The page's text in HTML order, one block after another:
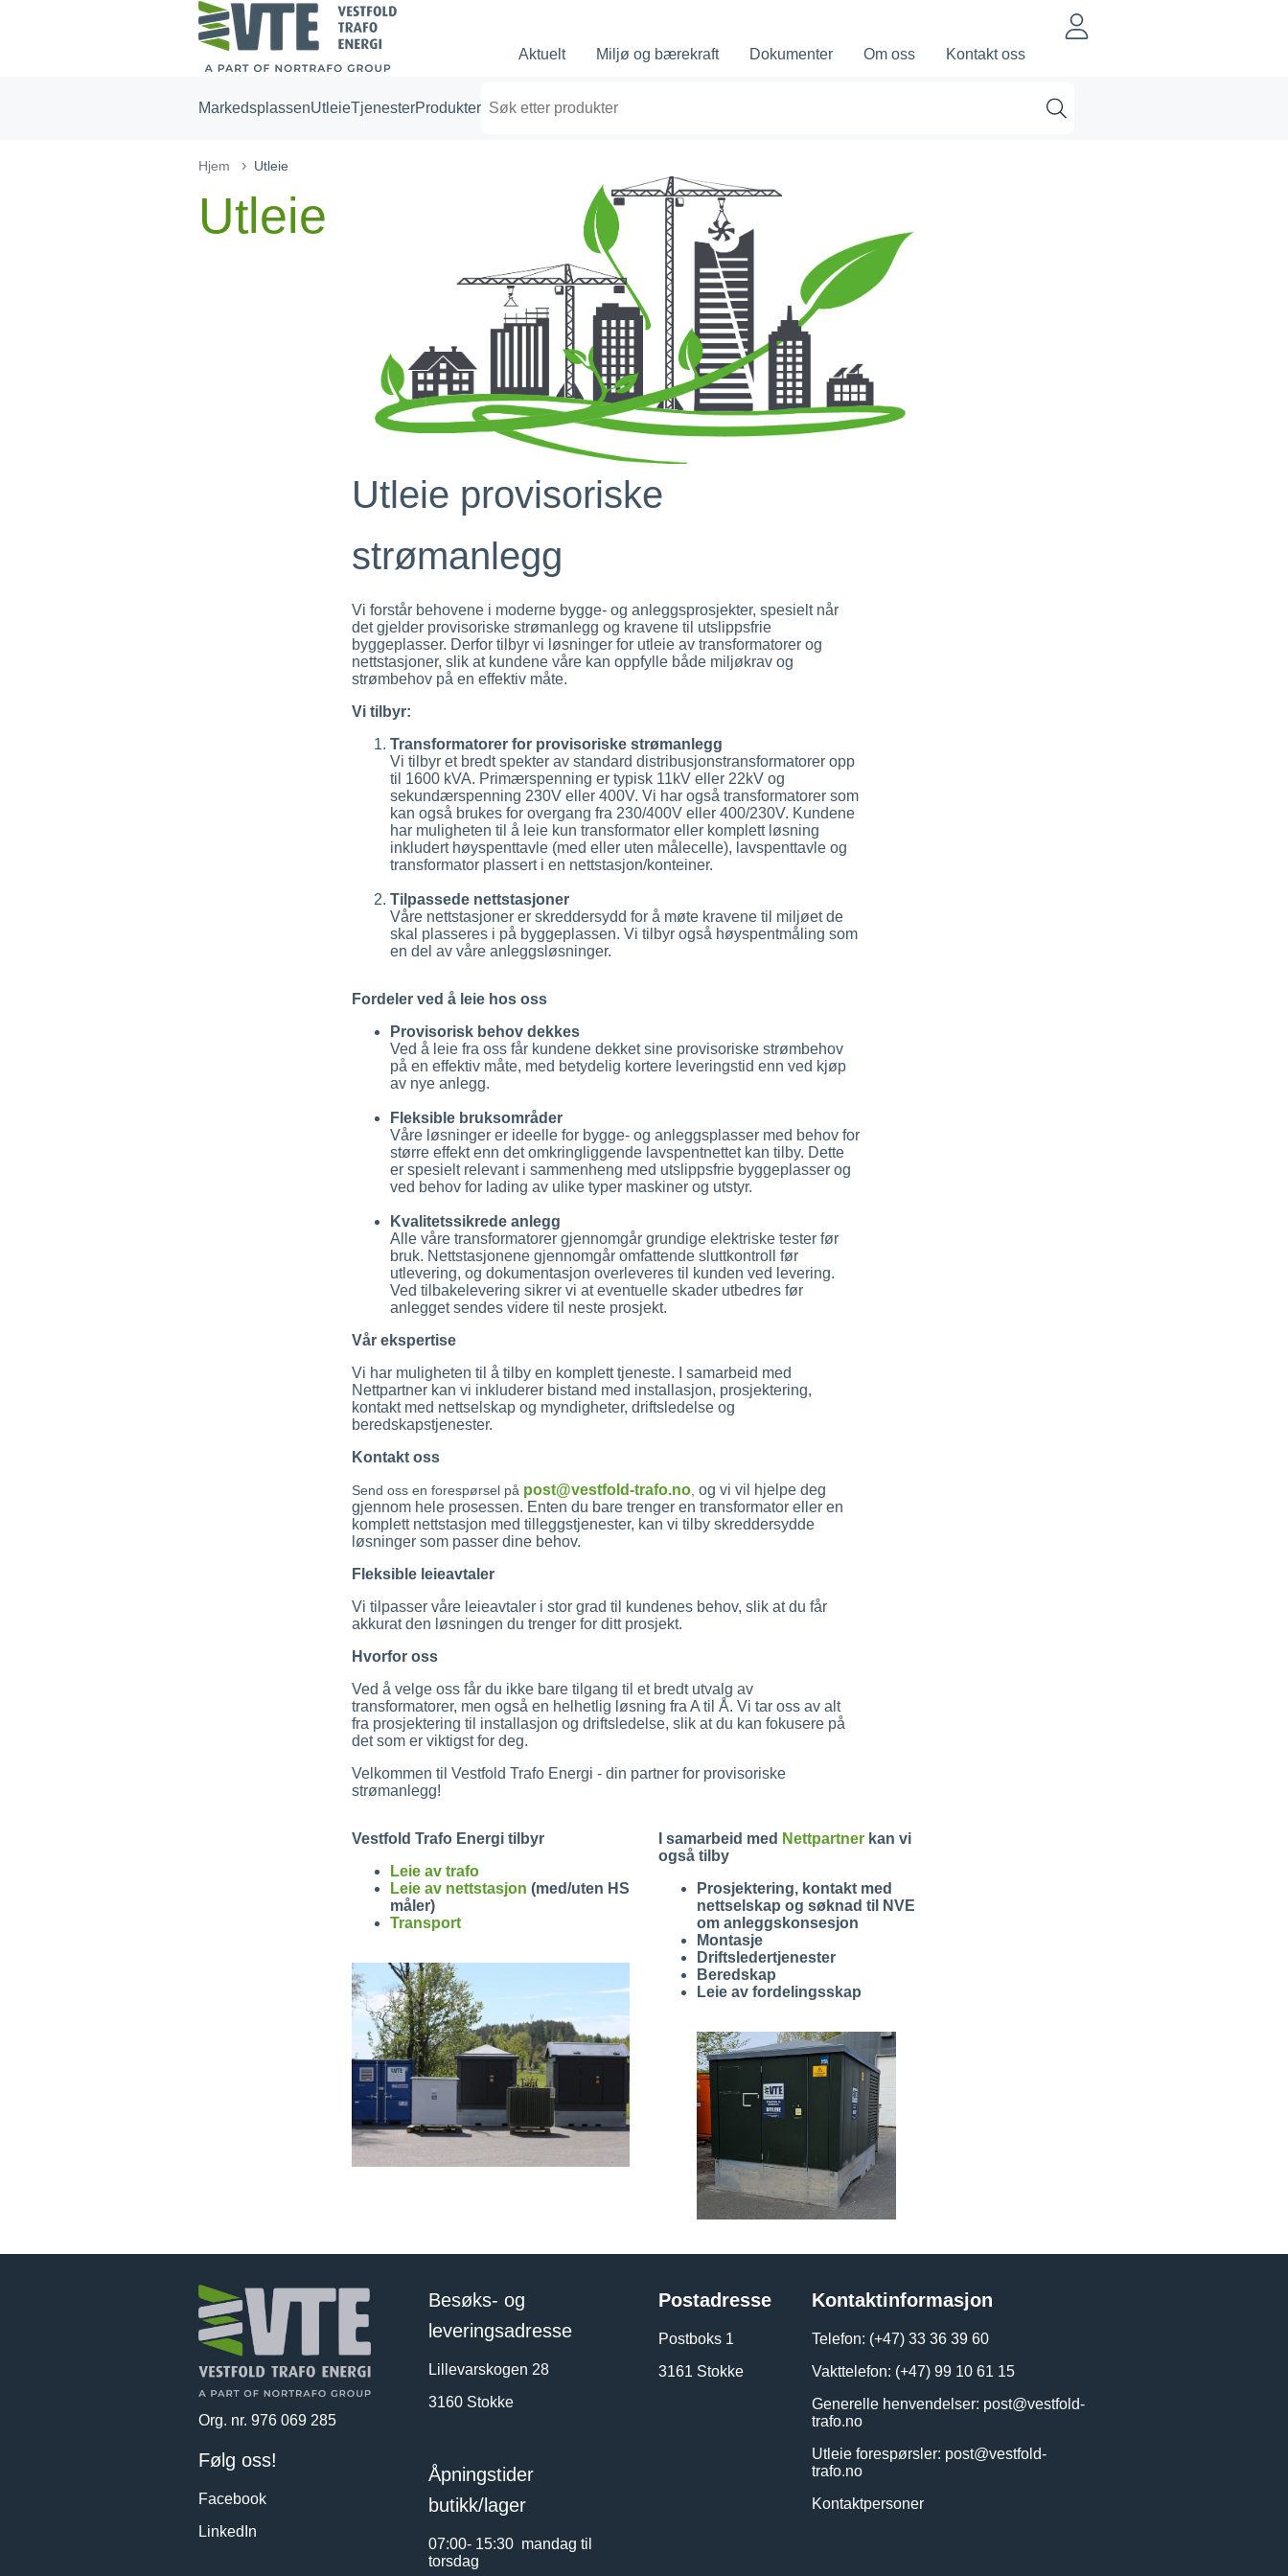
Aktuelt Miljø og bærekraft Dokumenter Om oss Kontakt oss
MarkedsplassenUtleieTjenesterProdukter
Hjem Utleie
Utleie
Utleie provisoriske
strømanlegg
Vi forstår behovene i moderne bygge- og anleggsprosjekter, spesielt når
det gjelder provisoriske strømanlegg og kravene til utslippsfrie
byggeplasser. Derfor tilbyr vi løsninger for utleie av transformatorer og
nettstasjoner, slik at kundene våre kan oppfylle både miljøkrav og
strømbehov på en effektiv måte.
Vi tilbyr:
Transformatorer for provisoriske strømanlegg
Vi tilbyr et bredt spekter av standard distribusjonstransformatorer opp
til 1600 kVA. Primærspenning er typisk 11kV eller 22kV og
sekundærspenning 230V eller 400V. Vi har også transformatorer som
kan også brukes for overgang fra 230/400V eller 400/230V. Kundene
har muligheten til å leie kun transformator eller komplett løsning
inkludert høyspenttavle (med eller uten målecelle), lavspenttavle og
transformator plassert i en nettstasjon/konteiner.
Tilpassede nettstasjoner
Våre nettstasjoner er skreddersydd for å møte kravene til miljøet de
skal plasseres i på byggeplassen. Vi tilbyr også høyspentmåling som
en del av våre anleggsløsninger.
Fordeler ved å leie hos oss
Provisorisk behov dekkes
Ved å leie fra oss får kundene dekket sine provisoriske strømbehov
på en effektiv måte, med betydelig kortere leveringstid enn ved kjøp
av nye anlegg.
Fleksible bruksområder
Våre løsninger er ideelle for bygge- og anleggsplasser med behov for
større effekt enn det omkringliggende lavspentnettet kan tilby. Dette
er spesielt relevant i sammenheng med utslippsfrie byggeplasser og
ved behov for lading av ulike typer maskiner og utstyr.
Kvalitetssikrede anlegg
Alle våre transformatorer gjennomgår grundige elektriske tester før
bruk. Nettstasjonene gjennomgår omfattende sluttkontroll før
utlevering, og dokumentasjon overleveres til kunden ved levering.
Ved tilbakelevering sikrer vi at eventuelle skader utbedres før
anlegget sendes videre til neste prosjekt.
Vår ekspertise
Vi har muligheten til å tilby en komplett tjeneste. I samarbeid med
Nettpartner kan vi inkluderer bistand med installasjon, prosjektering,
kontakt med nettselskap og myndigheter, driftsledelse og
beredskapstjenester.
Kontakt oss
Send oss en forespørsel på post@vestfold-trafo.no og vi vil hjelpe deg
gjennom hele prosessen. Enten du bare trenger en transformator eller en
komplett nettstasjon med tilleggstjenester, kan vi tilby skreddersydde
løsninger som passer dine behov.
Fleksible leieavtaler
Vi tilpasser våre leieavtaler i stor grad til kundenes behov, slik at du får
akkurat den løsningen du trenger for ditt prosjekt.
Hvorfor oss
Ved å velge oss får du ikke bare tilgang til et bredt utvalg av
transformatorer, men også en helhetlig løsning fra A til Å. Vi tar oss av alt
fra prosjektering til installasjon og driftsledelse, slik at du kan fokusere på
det som er viktigst for deg.
Velkommen til Vestfold Trafo Energi - din partner for provisoriske
strømanlegg!
Vestfold Trafo Energi tilbyr
Leie av trafo
Leie av nettstasjon (med/uten HS
måler)
Transport
I samarbeid med Nettpartner kan vi
også tilby
Prosjektering, kontakt med
nettselskap og søknad til NVE
om anleggskonsesjon
Montasje
Driftsledertjenester
Beredskap
Leie av fordelingsskap
Org. nr. 976 069 285
Følg oss!
Facebook
LinkedIn
Besøks- og
leveringsadresse
Lillevarskogen 28
3160 Stokke
Åpningstider
butikk/lager
07:00- 15:30 mandag til
torsdag
Postadresse
Postboks 1
3161 Stokke
Kontaktinformasjon
Telefon: (+47) 33 36 39 60
Vakttelefon: (+47) 99 10 61 15
Generelle henvendelser: post@vestfold-
trafo.no
Utleie forespørsler: post@vestfold-
trafo.no
Kontaktpersoner